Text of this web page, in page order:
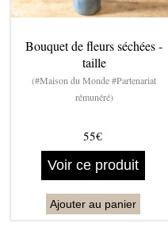
Bouquet de fleurs séchées -
taille
(#Maison du Monde #Partenariat
rémunéré)
55€
Voir ce produit
Ajouter au panier